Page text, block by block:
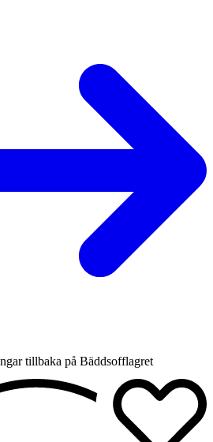
tillbaka på Bäddsofflagret